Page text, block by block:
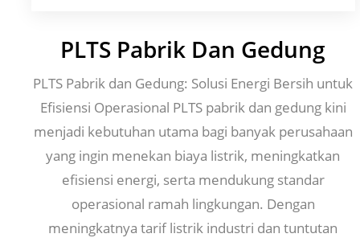
PLTS Pabrik Dan Gedung
PLTS Pabrik dan Gedung: Solusi Energi Bersih untuk
Efisiensi Operasional PLTS pabrik dan gedung kini
menjadi kebutuhan utama bagi banyak perusahaan
yang ingin menekan biaya listrik, meningkatkan
efisiensi energi, serta mendukung standar
operasional ramah lingkungan. Dengan
meningkatnya tarif listrik industri dan tuntutan